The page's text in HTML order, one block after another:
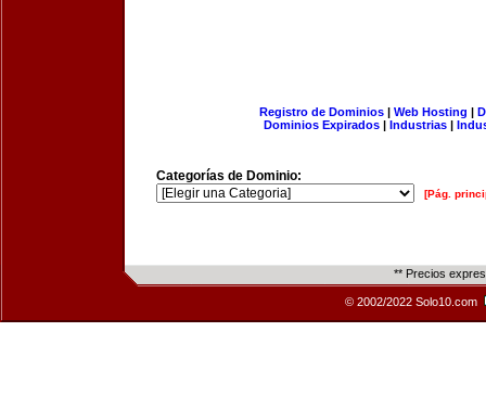
Registro de Dominios| Web Hosting |
Dominios Expirados | Industrias |
Categorías de Dominio:
[Pág.
** Precios
© 2002/2022 Solo10.com